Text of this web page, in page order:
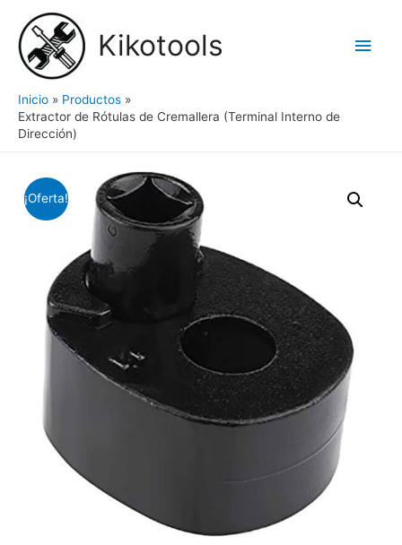
contenido
Kikotools
Inicio
Productos
Extractor de Rótulas de Cremallera (Terminal Interno de
Dirección)
¡Oferta!